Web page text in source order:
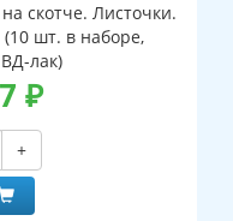
скотче. Листочки.
шт. в наборе,
лак)
₽
+